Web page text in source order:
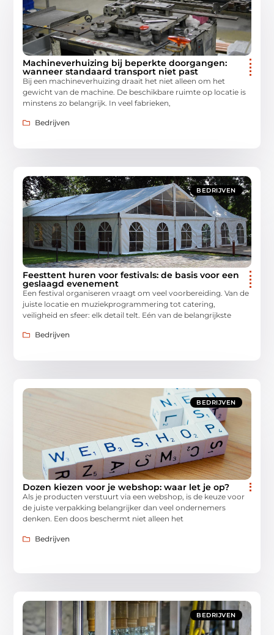
Machineverhuizing bij beperkte doorgangen:
wanneer standaard transport niet past
Bij een machineverhuizing draait het niet alleen om het
gewicht van de machine. De beschikbare ruimte op locatie is
minstens zo belangrijk. In veel fabrieken,
Bedrijven
BEDRIJVEN
Feesttent huren voor festivals: de basis voor een
geslaagd evenement
Een festival organiseren vraagt om veel voorbereiding. Van de
juiste locatie en muziekprogrammering tot catering,
veiligheid en sfeer: elk detail telt. Eén van de belangrijkste
Bedrijven
BEDRIJVEN
Dozen kiezen voor je webshop: waar let je op?
Als je producten verstuurt via een webshop, is de keuze voor
de juiste verpakking belangrijker dan veel ondernemers
denken. Een doos beschermt niet alleen het
Bedrijven
BEDRIJVEN